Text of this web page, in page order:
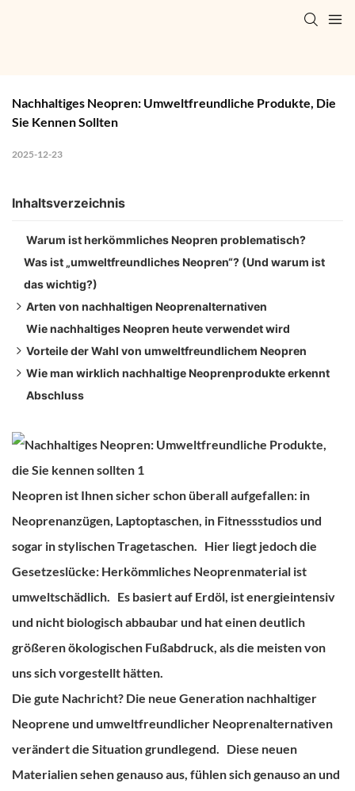
Nachhaltiges Neopren: Umweltfreundliche Produkte, Die
Sie Kennen Sollten
2025-12-23
Inhaltsverzeichnis
Warum ist herkömmliches Neopren problematisch?
Was ist „umweltfreundliches Neopren“? (Und warum ist
das wichtig?)
Arten von nachhaltigen Neoprenalternativen
1. Kalkstein-Neopren
2. Yulex Neopren (Naturkautschuk)
3. Biopren aus zerkleinerten Muschelschalen
4. Ariaprene
6. Recyceltes Neopren
Wie nachhaltiges Neopren heute verwendet wird
Vorteile der Wahl von umweltfreundlichem Neopren
1. Geringere Umweltbelastung
2. Verbesserte Hautverträglichkeit
4. Unterstützt nachhaltige Marken
Wie man wirklich nachhaltige Neoprenprodukte erkennt
1. Materialtransparenz
3. Optionen für das Lebensende prüfen.
Abschluss
Neopren ist Ihnen sicher schon überall aufgefallen: in
Neoprenanzügen, Laptoptaschen, in Fitnessstudios und
sogar in stylischen Tragetaschen. Hier liegt jedoch die
Gesetzeslücke: Herkömmliches Neoprenmaterial ist
umweltschädlich. Es basiert auf Erdöl, ist energieintensiv
und nicht biologisch abbaubar und hat einen deutlich
größeren ökologischen Fußabdruck, als die meisten von
uns sich vorgestellt hätten.
Die gute Nachricht? Die neue Generation nachhaltiger
Neoprene und umweltfreundlicher Neoprenalternativen
verändert die Situation grundlegend. Diese neuen
Materialien sehen genauso aus, fühlen sich genauso an und